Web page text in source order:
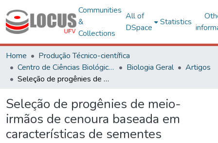
Communities
&
Collections
All of
DSpace
Statistics
Home
Produção Técnico-científica
Centro de Ciências Biológicas e da Saúde
Biologia Geral
Artigos
Seleção de progênies de meio-irmãos de cenoura baseada em características de sementes
Seleção de progênies de meio-
irmãos de cenoura baseada em
características de sementes